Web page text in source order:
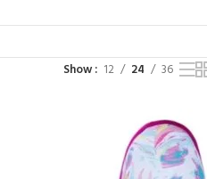
Show 12 24 36